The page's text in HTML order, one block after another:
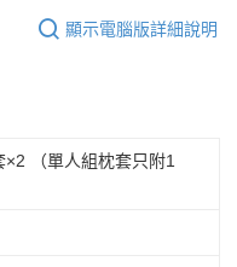
顯示電腦版詳細說明
（單人組枕套只附1